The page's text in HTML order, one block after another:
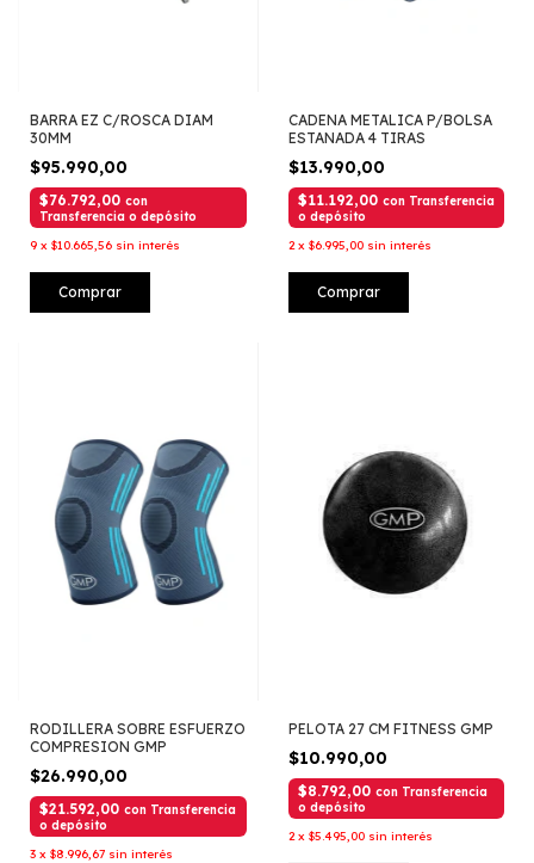
BARRA EZ C/ROSCA DIAM
30MM
$95.990,00
$76.792,00 con
Transferencia o depósito
9 x $10.665,56 sin interés
Comprar
CADENA METALICA P/BOLSA
ESTANADA 4 TIRAS
$13.990,00
$11.192,00 con Transferencia
o depósito
2 x $6.995,00 sin interés
Comprar
RODILLERA SOBRE ESFUERZO
COMPRESION GMP
$26.990,00
$21.592,00 con Transferencia
o depósito
3 x $8.996,67 sin interés
PELOTA 27 CM FITNESS GMP
$10.990,00
$8.792,00 con Transferencia
o depósito
2 x $5.495,00 sin interés